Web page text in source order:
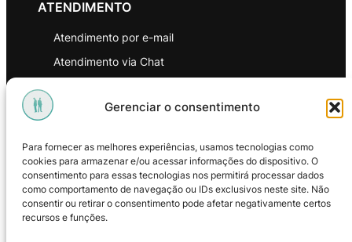
Gerenciar o consentimento
Para fornecer as melhores experiências, usamos tecnologias como
cookies para armazenar e/ou acessar informações do dispositivo. O
consentimento para essas tecnologias nos permitirá processar dados
como comportamento de navegação ou IDs exclusivos neste site. Não
consentir ou retirar o consentimento pode afetar negativamente certos
recursos e funções.
ATENDIMENTO
Atendimento por e-mail
Atendimento via Chat
Política de Privacidade
Política de Troca e Devoluções
Política de Reembolso